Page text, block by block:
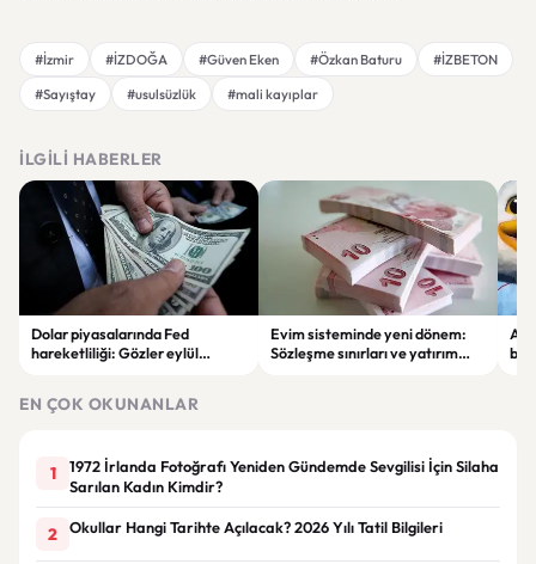
#İzmir #İZDOĞA #Güven Eken #Özkan Baturu
#İZBETON
#Sayıştay
#usulsüzlük #mali kayıplar
İLGILI HABERLER
Dolar piyasalarında Fed
hareketliliği: Gözler eylül
Evim sisteminde yeni dönem:
Sözleşme sınırları ve yatırım
EN ÇOK OKUNANLAR
1
1972 İrlanda Fotoğrafı Yeniden Gündemde Sevgilisi İçin Silaha
Sarılan Kadın Kimdir?
2 Okullar Hangi Tarihte Açılacak? 2026 Yılı Tatil Bilgileri